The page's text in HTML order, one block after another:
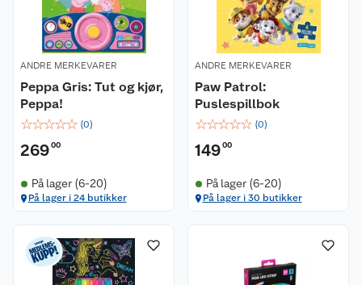
ANDRE MERKEVARER
Peppa Gris: Tut og kjør,
Peppa!
☆☆☆☆☆ (0)
26900
På lager (6-20)
På lager i 24 butikker
ANDRE MERKEVARER
Paw Patrol:
Puslespillbok
☆☆☆☆☆ (0)
14900
På lager (6-20)
På lager i 30 butikker